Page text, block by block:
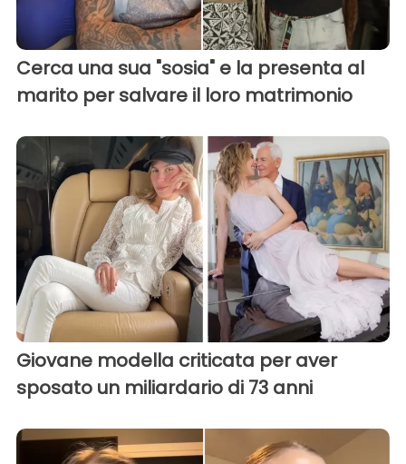
Cerca una sua "sosia" e la presenta al
marito per salvare il loro matrimonio
Giovane modella criticata per aver
sposato un miliardario di 73 anni